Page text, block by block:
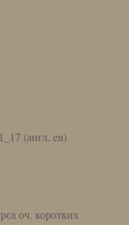
(англ. en)
оч. коротких